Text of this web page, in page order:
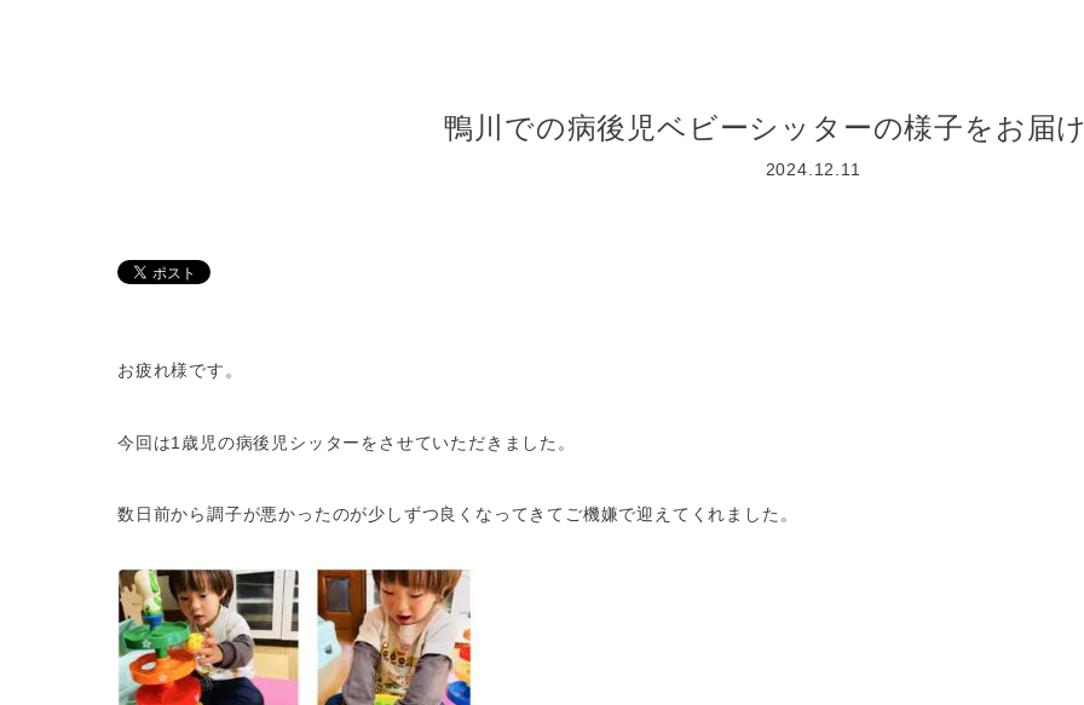
鴨川での病後児ベビーシッターの様子をお届
2024.12.11
お疲れ様です。
今回は1歳児の病後児シッターをさせていただきました。
数日前から調子が悪かったのが少しずつ良くなってきてご機嫌で迎えてくれました。